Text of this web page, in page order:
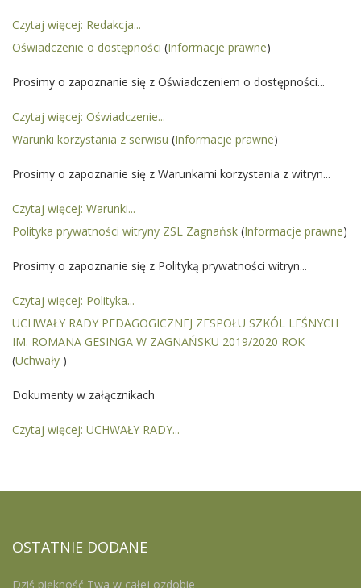
Czytaj więcej: Redakcja...
Oświadczenie o dostępności (Informacje prawne)
Prosimy o zapoznanie się z Oświadczeniem o dostępności...
Czytaj więcej: Oświadczenie...
Warunki korzystania z serwisu (Informacje prawne)
Prosimy o zapoznanie się z Warunkami korzystania z witryn...
Czytaj więcej: Warunki...
Polityka prywatności witryny ZSL Zagnańsk (Informacje prawne)
Prosimy o zapoznanie się z Polityką prywatności witryn...
Czytaj więcej: Polityka...
UCHWAŁY RADY PEDAGOGICZNEJ ZESPOŁU SZKÓL LEŚNYCH
IM. ROMANA GESINGA W ZAGNAŃSKU 2019/2020 ROK
(Uchwały )
Dokumenty w załącznikach
Czytaj więcej: UCHWAŁY RADY...
OSTATNIE DODANE
Dziś piękność Twa w całej ozdobie